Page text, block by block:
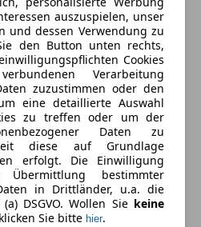
auszuspielen, unser
und dessen Verwendung zu
den Button unten rechts,
Cookies
Verarbeitung
zuzustimmen oder den
eine detaillierte Auswahl
zu treffen oder um der
Daten zu
diese auf Grundlage
erfolgt. Die Einwilligung
bestimmter
in Drittländer, u.a. die
DSGVO. Wollen Sie keine
Sie bitte hier.